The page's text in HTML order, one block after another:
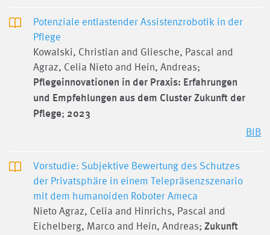
Potenziale entlastender Assistenzrobotik in der
Pflege
Kowalski, Christian and Gliesche, Pascal and
Agraz, Celia Nieto and Hein, Andreas;
Pflegeinnovationen in der Praxis: Erfahrungen
und Empfehlungen aus dem Cluster Zukunft der
Pflege; 2023
BIB
Vorstudie: Subjektive Bewertung des Schutzes
der Privatsphäre in einem Telepräsenzszenario
mit dem humanoiden Roboter Ameca
Nieto Agraz, Celia and Hinrichs, Pascal and
Eichelberg, Marco and Hein, Andreas; Zukunft